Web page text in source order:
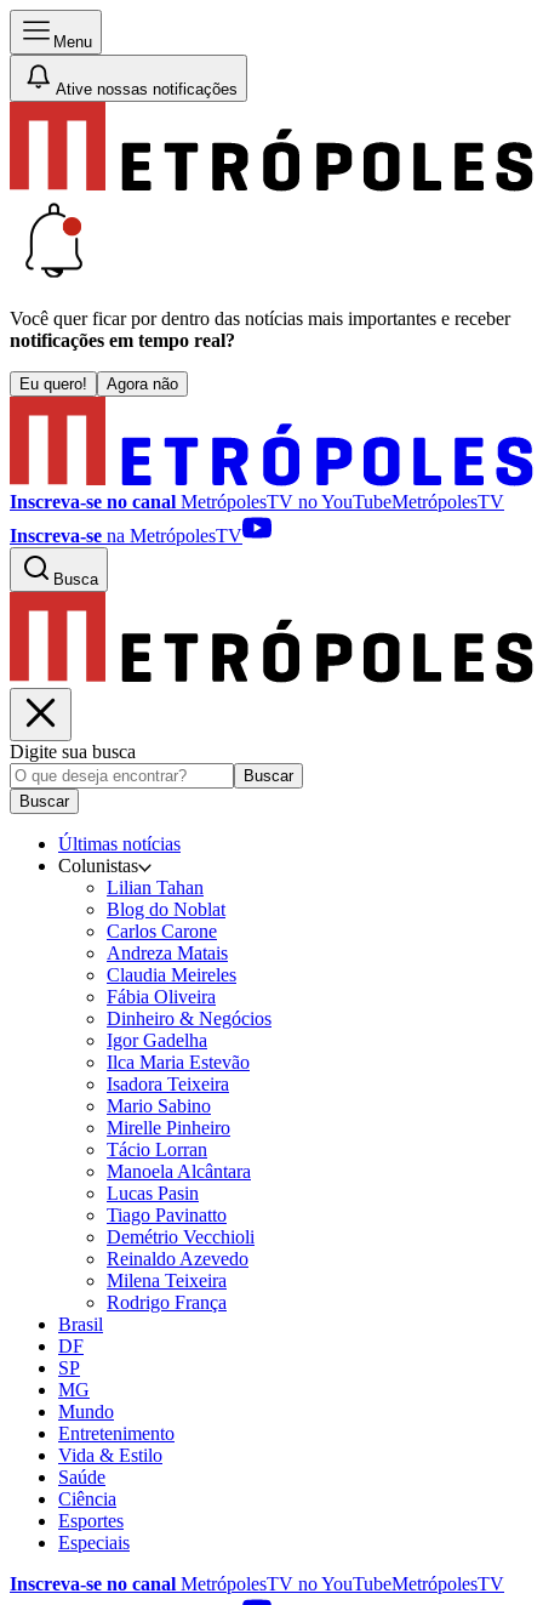
Menu
Ative nossas notificações
Você quer ficar por dentro das notícias mais importantes e receber
notificações em tempo real?
Eu quero! Agora não
Inscreva-se no canal MetrópolesTV noYouTubeMetrópolesTV
Inscreva-se na MetrópolesTV
Busca
Digite sua busca
Buscar
Buscar
Últimas notícias
Colunistas
Lilian Tahan
Blog do Noblat
Carlos Carone
Andreza Matais
Claudia Meireles
Fábia Oliveira
Dinheiro & Negócios
Igor Gadelha
Ilca Maria Estevão
Isadora Teixeira
Mario Sabino
Mirelle Pinheiro
Tácio Lorran
Manoela Alcântara
Lucas Pasin
Tiago Pavinatto
Demétrio Vecchioli
Reinaldo Azevedo
Milena Teixeira
Rodrigo França
Brasil
DF
SP
MG
Mundo
Entretenimento
Vida & Estilo
Saúde
Ciência
Esportes
Especiais
Inscreva-se no canal MetrópolesTV noYouTubeMetrópolesTV